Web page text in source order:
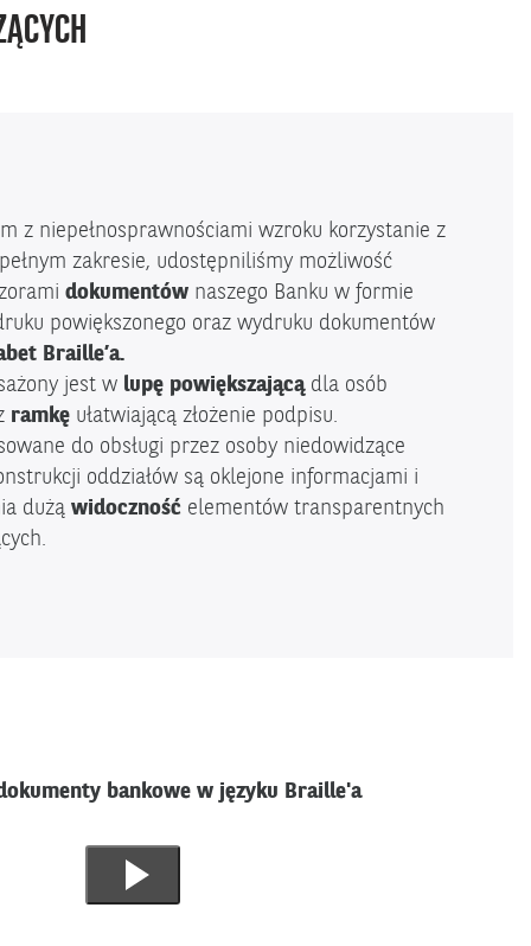
z niepełnosprawnościami wzroku korzystanie z
zakresie, udostępniliśmy możliwość
dokumentów naszego Banku w formie
powiększonego oraz wydruku dokumentów
Braille’a.
jest w lupę powiększającądla osób
ramkę ułatwiającą złożenie podpisu.
do obsługi przez osoby niedowidzące
oddziałów są oklejone informacjami i
dużą widoczność elementów transparentnych
bankowe w języku Braille'a
Odtworz
materiał